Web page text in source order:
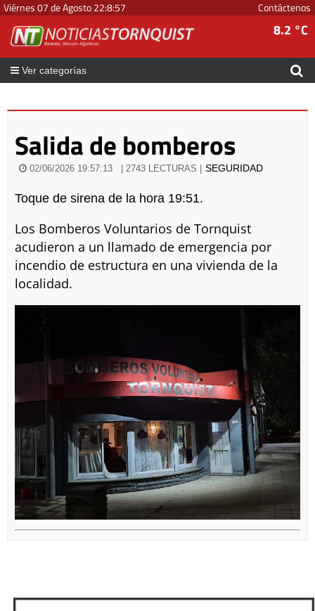
Viérnes 07 de Agosto22:8:57 Contáctenos
8.2 °C
Ver categorías
Salida de bomberos
02/06/2026 19:57:13 | 2743 LECTURAS | SEGURIDAD
Toque de sirena de la hora 19:51.
Los Bomberos Voluntarios de Tornquist
acudieron a un llamado de emergencia por
incendio de estructura en una vivienda de la
localidad.